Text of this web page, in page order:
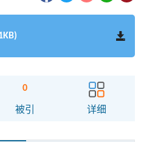
0
被引 详细